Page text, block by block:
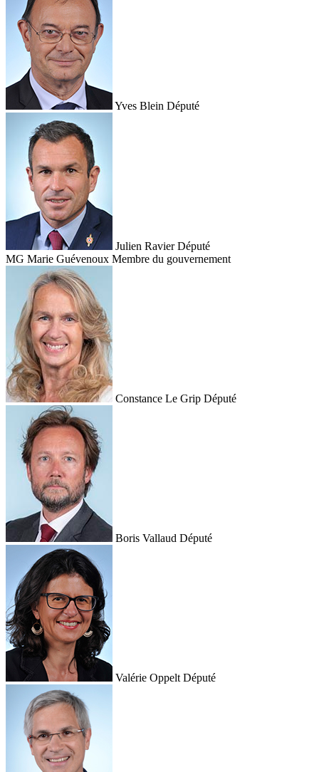
Yves Blein Député
Julien Ravier Député
MG Marie Guévenoux Membre du gouvernement
Constance Le Grip Député
Boris Vallaud Député
Valérie Oppelt Député